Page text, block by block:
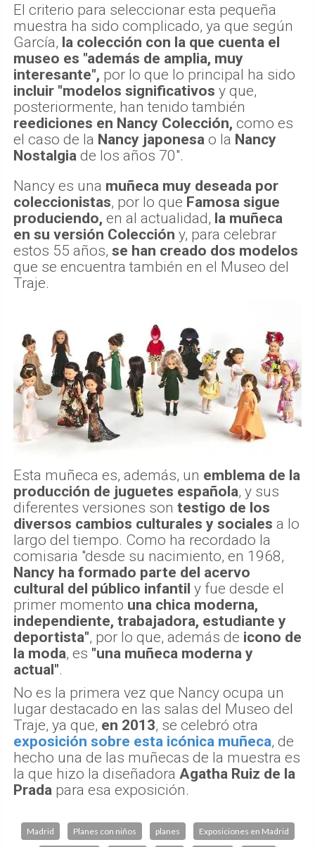
El criterio para seleccionar esta pequeña
muestra ha sido complicado, ya que según
García, la colección con la que cuenta el
museo es "además de amplia, muy
interesante", por lo que lo principal ha sido
incluir "modelos significativos y que,
posteriormente, han tenido también
reediciones en Nancy Colección, como es
el caso de la Nancy japonesa o la Nancy
Nostalgia de los años 70".
Nancy es una muñeca muy deseada por
coleccionistas, por lo que Famosa sigue
produciendo, en al actualidad, la muñeca
en su versión Colección y, para celebrar
estos 55 años, se han creado dos modelos
que se encuentra también en el Museo del
Traje.
Esta muñeca es, además, un emblema de la
producción de juguetes española, y sus
diferentes versiones son testigo de los
diversos cambios culturales y sociales a lo
largo del tiempo. Como ha recordado la
comisaria "desde su nacimiento, en 1968,
Nancy ha formado parte del acervo
cultural del público infantil y fue desde el
primer momento una chica moderna,
independiente, trabajadora, estudiante y
deportista", por lo que, además de icono de
la moda, es "una muñeca moderna y
actual".
No es la primera vez que Nancy ocupa un
lugar destacado en las salas del Museo del
Traje, ya que, en 2013, se celebró otra
exposición sobre esta icónica muñeca, de
hecho una de las muñecas de la muestra es
la que hizo la diseñadora Agatha Ruiz de la
Prada para esa exposición.
Madrid Planes con niños planes Exposiciones en Madrid